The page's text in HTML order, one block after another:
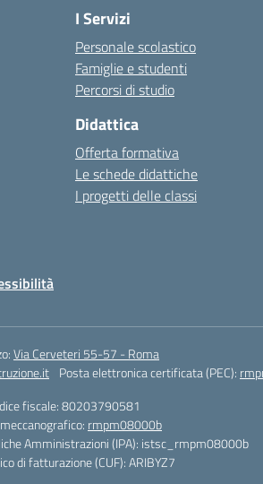
I Servizi
Personale scolastico
Famiglie e studenti
Percorsi di studio
Didattica
Offerta formativa
Le schede didattiche
I progetti delle classi
Via Cerveteri 55-57 - Roma
Posta elettronica certificata (PEC):
fiscale: 80203790581
rmpm08000b
Amministrazioni (IPA): istsc_rmpm08000b
di fatturazione (CUF): ARIBYZ7